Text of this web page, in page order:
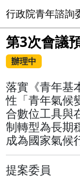
行政院青年諮詢
第3次會議
辦理中
落實《青年基
性「青年氣候
合數位工具與
制轉型為長期
成為國家氣候
提案委員